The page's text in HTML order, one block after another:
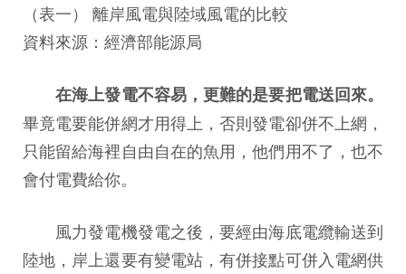
（表一） 離岸風電與陸域風電的比較
資料來源：經濟部能源局
在海上發電不容易，更難的是要把電送回來。
畢竟電要能併網才用得上，否則發電卻併不上網，
只能留給海裡自由自在的魚用，他們用不了，也不
會付電費給你。
風力發電機發電之後，要經由海底電纜輸送到
陸地，岸上還要有變電站，有併接點可併入電網供